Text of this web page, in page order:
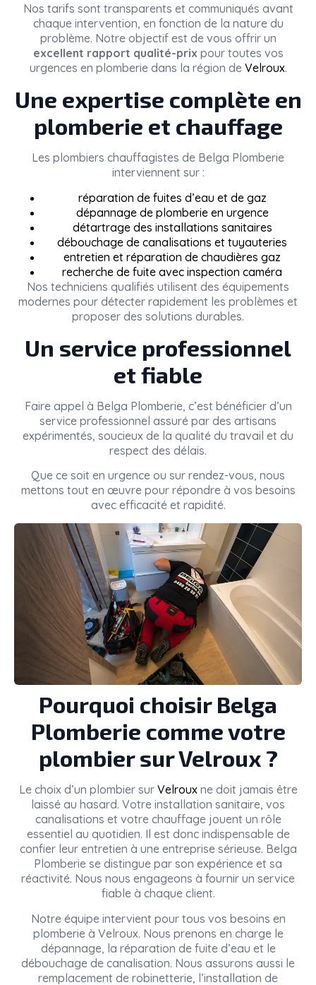
Nos tarifs sont transparents et communiqués avant
chaque intervention, en fonction de la nature du
problème. Notre objectif est de vous offrir un
excellent rapport qualité-prix pour toutes vos
urgences en plomberie dans la région de Velroux.
Une expertise complète en
plomberie et chauffage
Les plombiers chauffagistes de Belga Plomberie
interviennent sur :
réparation de fuites d’eau et de gaz
dépannage de plomberie en urgence
détartrage des installations sanitaires
débouchage de canalisations et tuyauteries
entretien et réparation de chaudières gaz
recherche de fuite avec inspection caméra
Nos techniciens qualifiés utilisent des équipements
modernes pour détecter rapidement les problèmes et
proposer des solutions durables.
Un service professionnel
et fiable
Faire appel à Belga Plomberie, c’est bénéficier d’un
service professionnel assuré par des artisans
expérimentés, soucieux de la qualité du travail et du
respect des délais.
Que ce soit en urgence ou sur rendez-vous, nous
mettons tout en œuvre pour répondre à vos besoins
avec efficacité et rapidité.
Pourquoi choisir Belga
Plomberie comme votre
plombier sur Velroux ?
Le choix d’un plombier sur Velrouxne doit jamais être
laissé au hasard. Votre installation sanitaire, vos
canalisations et votre chauffage jouent un rôle
essentiel au quotidien. Il est donc indispensable de
confier leur entretien à une entreprise sérieuse. Belga
Plomberie se distingue par son expérience et sa
réactivité. Nous nous engageons à fournir un service
fiable à chaque client.
Notre équipe intervient pour tous vos besoins en
plomberie à Velroux. Nous prenons en charge le
dépannage, la réparation de fuite d’eau et le
débouchage de canalisation. Nous assurons aussi le
remplacement de robinetterie, l’installation de